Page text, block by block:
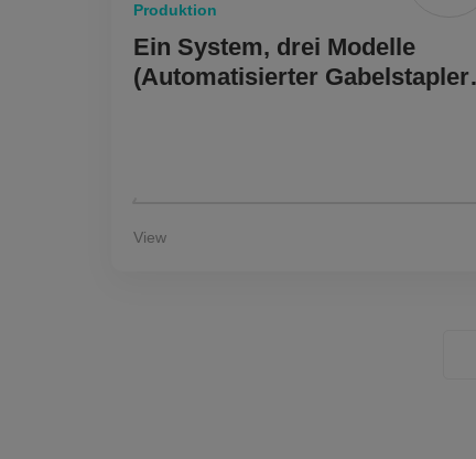
Produktion
Ein System, drei Modelle
(Automatisierter Gabelstapler,
View